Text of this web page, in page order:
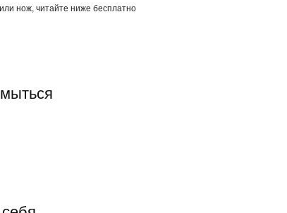
нож, читайте ниже бесплатно